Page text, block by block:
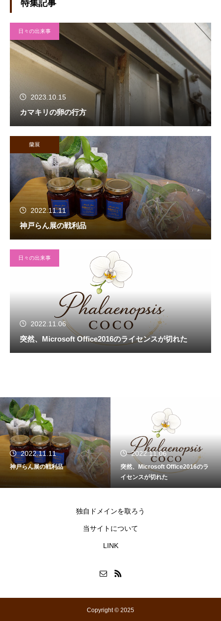
特集記事
日々の出来事
2023.10.15
カマキリの卵の行方
蘭展
2022.11.11
神戸らん展の戦利品
日々の出来事
2022.11.06
突然、Microsoft Office2016のライセンスが切れた
2022.11.11
神戸らん展の戦利品
2022.11.06
突然、Microsoft Office2016のラ
イセンスが切れた
独自ドメインを取ろう
当サイトについて
LINK
Copyright © 2025